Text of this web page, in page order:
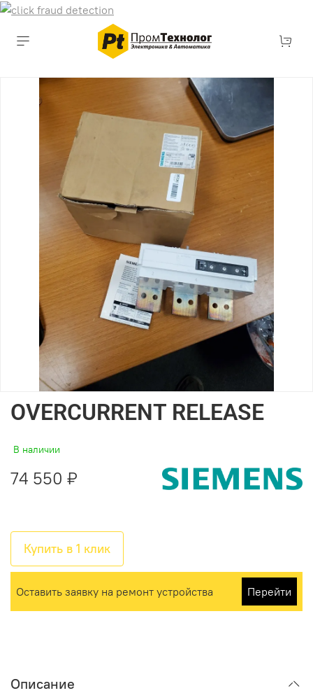
OVERCURRENT RELEASE
В наличии
74 550 ₽
Купить в 1 клик
Оставить заявку на ремонт устройства Перейти
Описание